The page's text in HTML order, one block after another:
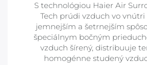
S technológiou Haier Air
Tech prúdi vzduch vo
jemnejším a šetrnejším
špeciálnym bočným
vzduch šírený, distribuuje
homogénne studený